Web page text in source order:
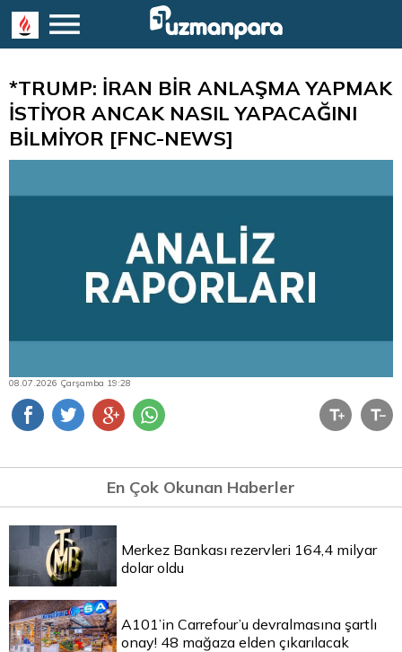
*TRUMP: İRAN BİR ANLAŞMA YAPMAK
İSTİYOR ANCAK NASIL YAPACAĞINI
BİLMİYOR [FNC-NEWS]
08.07.2026 Çarşamba 19:28
En Çok Okunan Haberler
Merkez Bankası rezervleri 164,4 milyar
dolar oldu
A101’in Carrefour’u devralmasına şartlı
onay! 48 mağaza elden çıkarılacak